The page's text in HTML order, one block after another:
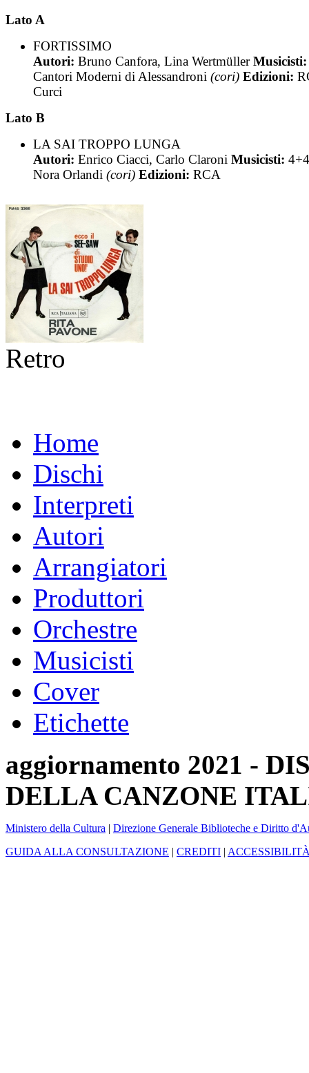
Lato A
FORTISSIMO
Autori: Bruno Canfora, Lina Wertmüller
Cantori Moderni di Alessandroni (cori) Edizioni:
Curci
Lato B
LA SAI TROPPO LUNGA
Autori: Enrico Ciacci, Carlo Claroni Musicisti:
Nora Orlandi (cori) Edizioni: RCA
Retro
Home
Dischi
Interpreti
Autori
Arrangiatori
Produttori
Orchestre
Musicisti
Cover
Etichette
aggiornamento 2021 -
DELLA CANZONE
Ministero della Cultura | Direzione Generale Biblioteche e Diritto
GUIDA ALLA CONSULTAZIONE | CREDITI |